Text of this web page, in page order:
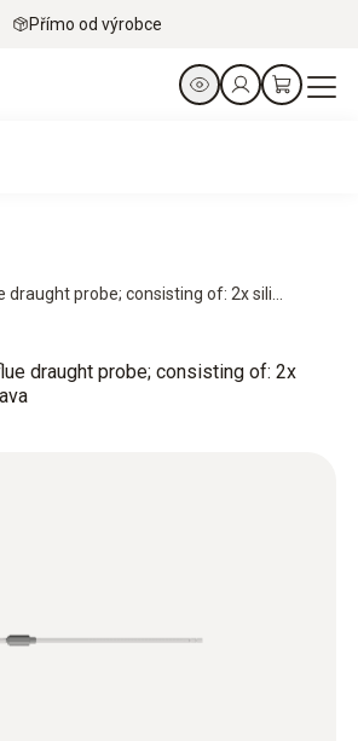
Přímo od výrobce
probe; consisting of: 2x sili...
draught probe; consisting of: 2x